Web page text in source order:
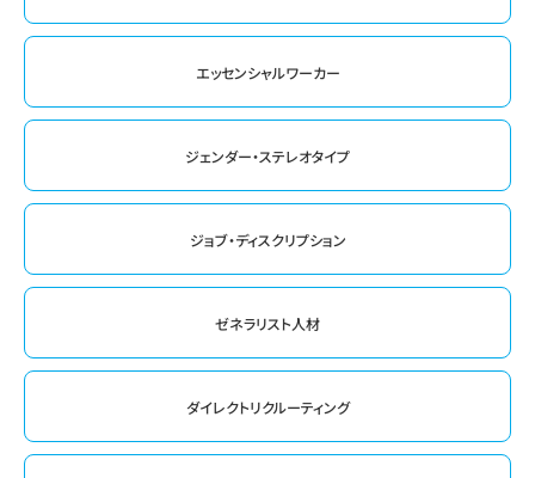
エッセンシャルワーカー
ジェンダー・ステレオタイプ
ジョブ・ディスクリプション
ゼネラリスト人材
ダイレクトリクルーティング